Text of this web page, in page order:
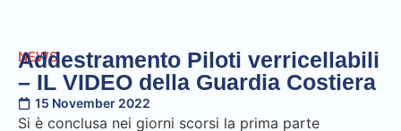
NEWS
Addestramento Piloti verricellabili
– IL VIDEO della Guardia Costiera
15 November 2022
Si è conclusa nei giorni scorsi la prima parte